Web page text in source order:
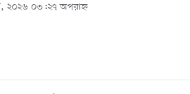
২০২৬ ০৩:২৭ অপরাহ্ন